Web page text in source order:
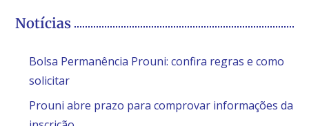
Notícias
Bolsa Permanência Prouni: confira regras e como
solicitar
Prouni abre prazo para comprovar informações da